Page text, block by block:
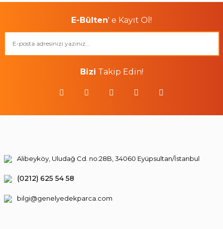
E-Bülten' e Kayıt Ol!
Bizi Takip Edin!
Alibeyköy, Uludağ Cd. no:28B, 34060 Eyüpsultan/İstanbul
(0212) 625 54 58
bilgi@genelyedekparca.com